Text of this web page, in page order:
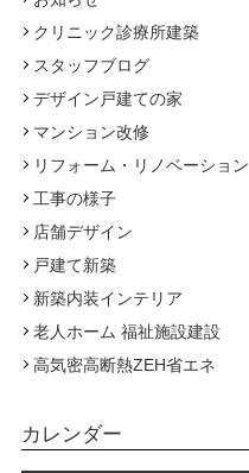
クリニック診療所建築
スタッフブログ
デザイン戸建ての家
マンション改修
リフォーム・リノベーション
工事の様子
店舗デザイン
戸建て新築
新築内装インテリア
老人ホーム 福祉施設建設
高気密高断熱ZEH省エネ
カレンダー